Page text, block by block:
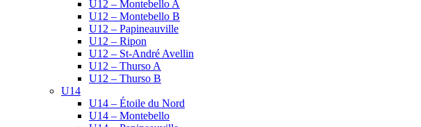
U12 – Montebello A
U12 – Montebello B
U12 – Papineauville
U12 – Ripon
U12 – St-André Avellin
U12 – Thurso A
U12 – Thurso B
U14
U14 – Étoile du Nord
U14 – Montebello